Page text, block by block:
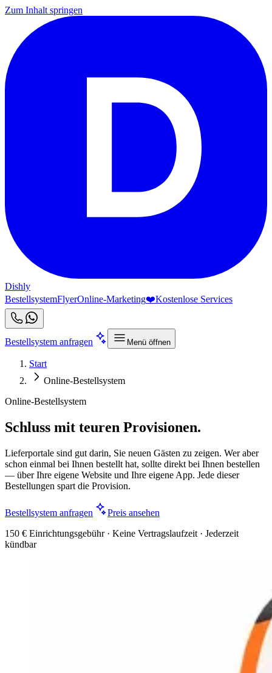
Zum Inhalt springen
Dishly
BestellsystemFlyerOnline-Marketing❤️Kostenlose Services
Bestellsystem anfragen Menü öffnen
Start
Online-Bestellsystem
Online-Bestellsystem
Schluss mit teuren Provisionen.
Lieferportale sind gut darin, Sie neuen Gästen zu zeigen. Wer aber
schon einmal bei Ihnen bestellt hat, sollte direkt bei Ihnen bestellen
— über Ihre eigene Website und Ihre eigene App. Jede dieser
Bestellungen spart die Provision.
Bestellsystem anfragen
Preis ansehen
150 € Einrichtungsgebühr · Keine Vertragslaufzeit · Jederzeit
kündbar